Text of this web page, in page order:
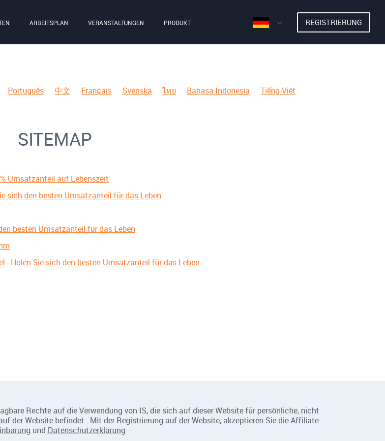
ARBEITSPLAN VERANSTALTUNGEN PRODUKT REGISTRIERUNG
Português 中文 Français Svenska ไทย Bahasa Indonesia Tiếng Việt
SITEMAP
Umsatzanteil auf Lebenszeit
sich den besten Umsatzanteil für das Leben
besten Umsatzanteil für das Leben
Holen Sie sich den besten Umsatzanteil für das Leben
Rechte auf die Verwendung von IS, die sich auf dieser Website für persönliche, nicht
der Website befindet . Mit der Registrierung auf der Website, akzeptieren Sie die Affiliate-
und Datenschutzerklärung